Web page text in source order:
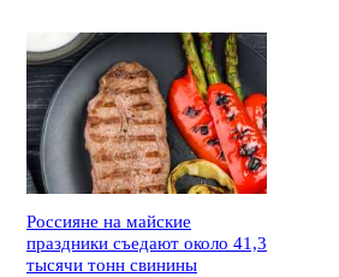
Россияне на майские
праздники съедают около 41,3
тысячи тонн свинины